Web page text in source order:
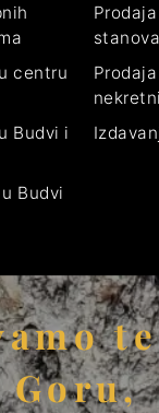
centru
Budvi i
Budvi
Goru,